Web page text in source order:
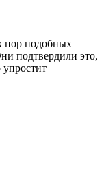
пор подобных
подтвердили это,